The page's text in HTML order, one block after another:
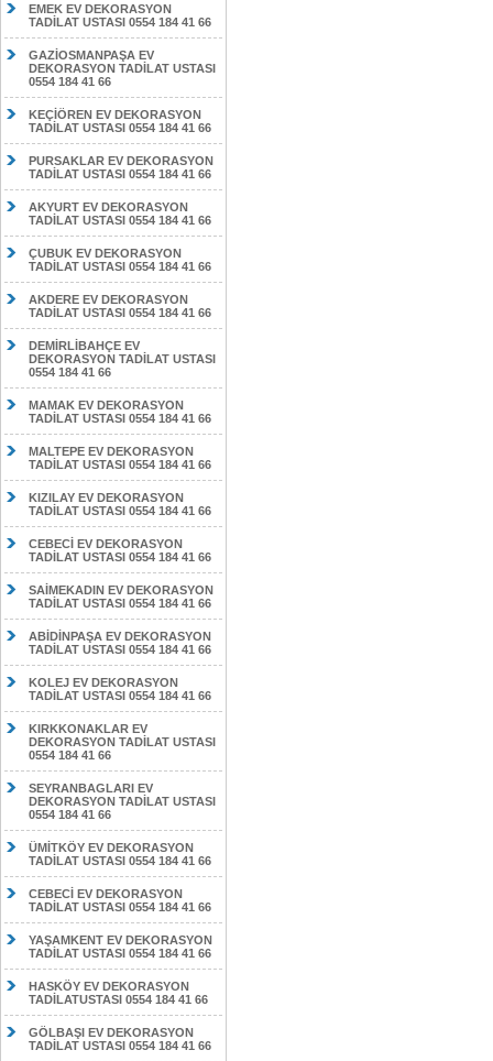
EMEK EV DEKORASYON
TADİLAT USTASI 0554 184 41 66
GAZİOSMANPAŞA EV
DEKORASYON TADİLAT USTASI
0554 184 41 66
KEÇİÖREN EV DEKORASYON
TADİLAT USTASI 0554 184 41 66
PURSAKLAR EV DEKORASYON
TADİLAT USTASI 0554 184 41 66
AKYURT EV DEKORASYON
TADİLAT USTASI 0554 184 41 66
ÇUBUK EV DEKORASYON
TADİLAT USTASI 0554 184 41 66
AKDERE EV DEKORASYON
TADİLAT USTASI 0554 184 41 66
DEMİRLİBAHÇE EV
DEKORASYON TADİLAT USTASI
0554 184 41 66
MAMAK EV DEKORASYON
TADİLAT USTASI 0554 184 41 66
MALTEPE EV DEKORASYON
TADİLAT USTASI 0554 184 41 66
KIZILAY EV DEKORASYON
TADİLAT USTASI 0554 184 41 66
CEBECİ EV DEKORASYON
TADİLAT USTASI 0554 184 41 66
SAİMEKADIN EV DEKORASYON
TADİLAT USTASI 0554 184 41 66
ABİDİNPAŞA EV DEKORASYON
TADİLAT USTASI 0554 184 41 66
KOLEJ EV DEKORASYON
TADİLAT USTASI 0554 184 41 66
KIRKKONAKLAR EV
DEKORASYON TADİLAT USTASI
0554 184 41 66
SEYRANBAGLARI EV
DEKORASYON TADİLAT USTASI
0554 184 41 66
ÜMİTKÖY EV DEKORASYON
TADİLAT USTASI 0554 184 41 66
CEBECİ EV DEKORASYON
TADİLAT USTASI 0554 184 41 66
YAŞAMKENT EV DEKORASYON
TADİLAT USTASI 0554 184 41 66
HASKÖY EV DEKORASYON
TADİLATUSTASI 0554 184 41 66
GÖLBAŞI EV DEKORASYON
TADİLAT USTASI 0554 184 41 66